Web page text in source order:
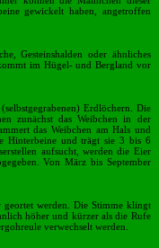
gewickelt haben, angetroffen
Gesteinshalden oder ähnliches
im Hügel- und Bergland vor
Erdlöchern. Die
zunächst das Weibchen in der
das Weibchen am Hals und
Hinterbeine und trägt sie 3 bis 6
aufsucht, werden die Eier
Von März bis September
geortet werden. Die Stimme klingt
höher und kürzer als die Rufe
verwechselt werden.